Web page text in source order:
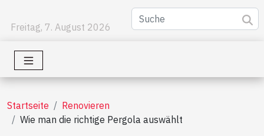
Freitag, 7. August 2026
Startseite
Renovieren
Wie man die richtige Pergola auswählt